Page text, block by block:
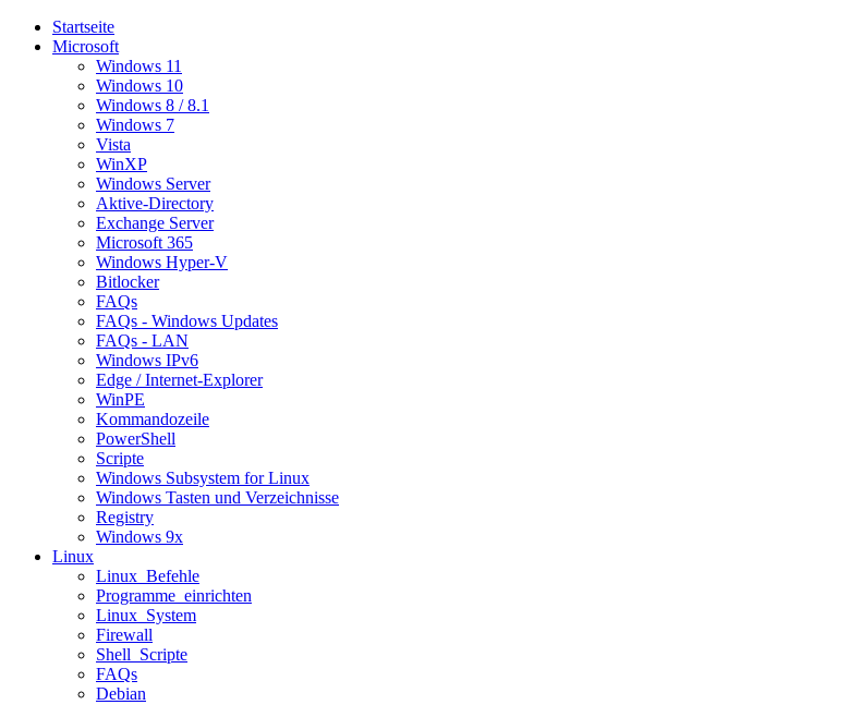
Startseite
Microsoft
Windows 11
Windows 10
Windows 8 / 8.1
Windows 7
Vista
WinXP
Windows Server
Aktive-Directory
Exchange Server
Microsoft 365
Windows Hyper-V
Bitlocker
FAQs
FAQs - Windows Updates
FAQs - LAN
Windows IPv6
Edge / Internet-Explorer
WinPE
Kommandozeile
PowerShell
Scripte
Windows Subsystem for Linux
Windows Tasten und Verzeichnisse
Registry
Windows 9x
Linux
Linux_Befehle
Programme_einrichten
Linux_System
Firewall
Shell_Scripte
FAQs
Debian